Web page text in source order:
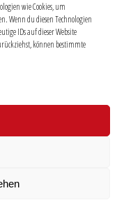
wie Cookies, um
Wenn du diesen Technologien
IDs auf dieser Website
können bestimmte